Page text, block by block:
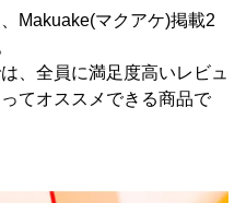
Makuake(マクアケ)掲載2
、全員に満足度高いレビュ
てオススメできる商品で